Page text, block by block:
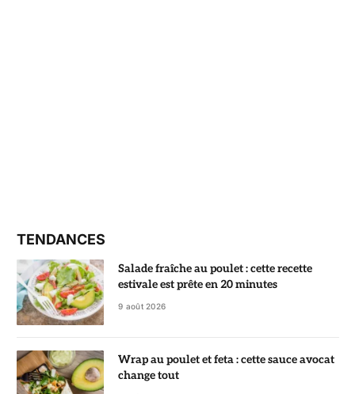
TENDANCES
Salade fraîche au poulet : cette recette
estivale est prête en 20 minutes
9 août 2026
Wrap au poulet et feta : cette sauce avocat
change tout